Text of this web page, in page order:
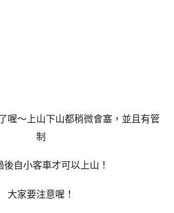
喔～上山下山都稍微會塞，並且有管
制
後自小客車才可以上山！
大家要注意喔！